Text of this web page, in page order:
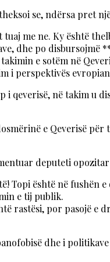
se, ndërsa pret
me ne. Ky është
dhe po
e sotëm në
i perspektivës
i qeverisë, në takim u
e Qeverisë
deputeti
Topi është në fushën
e tij publik.
rastësi, por pasojë e
dhe i